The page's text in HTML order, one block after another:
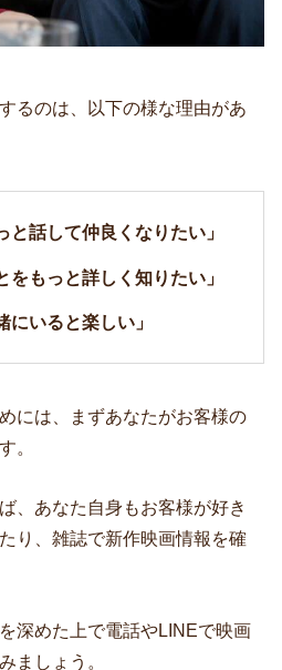
るのは、以下の様な理由があ
話して仲良くなりたい」
もっと詳しく知りたい」
いると楽しい」
には、まずあなたがお客様の
。
、あなた自身もお客様が好き
り、雑誌で新作映画情報を確
深めた上で電話やLINEで映画
ましょう。